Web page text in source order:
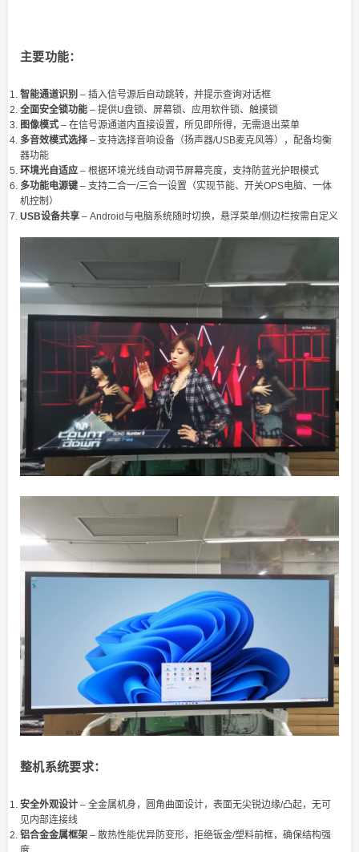
主要功能：
智能通道识别 – 插入信号源后自动跳转，并提示查询对话框
全面安全锁功能 – 提供U盘锁、屏幕锁、应用软件锁、触摸锁
图像模式 – 在信号源通道内直接设置，所见即所得，无需退出菜单
多音效模式选择 – 支持选择音响设备（扬声器/USB麦克风等），配备均衡
器功能
环境光自适应 – 根据环境光线自动调节屏幕亮度，支持防蓝光护眼模式
多功能电源键 – 支持二合一/三合一设置（实现节能、开关OPS电脑、一体
机控制）
USB设备共享 – Android与电脑系统随时切换，悬浮菜单/侧边栏按需自定义
整机系统要求：
安全外观设计 – 全金属机身，圆角曲面设计，表面无尖锐边缘/凸起，无可
见内部连接线
铝合金金属框架 – 散热性能优异防变形，拒绝钣金/塑料前框，确保结构强